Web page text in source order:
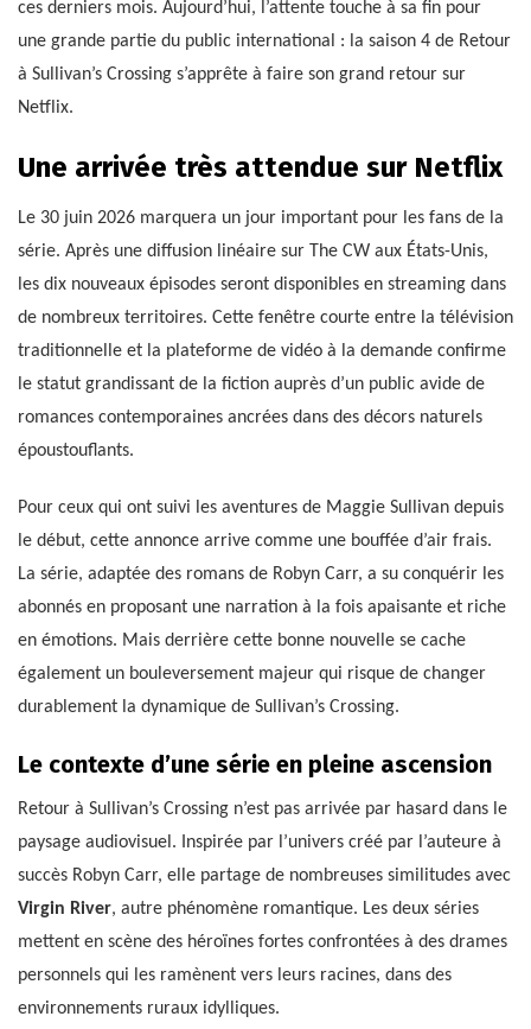
ces derniers mois. Aujourd’hui, l’attente touche à sa fin pour
une grande partie du public international : la saison 4 de Retour
à Sullivan’s Crossing s’apprête à faire son grand retour sur
Netflix.
Une arrivée très attendue sur Netflix
Le 30 juin 2026 marquera un jour important pour les fans de la
série. Après une diffusion linéaire sur The CW aux États-Unis,
les dix nouveaux épisodes seront disponibles en streaming dans
de nombreux territoires. Cette fenêtre courte entre la télévision
traditionnelle et la plateforme de vidéo à la demande confirme
le statut grandissant de la fiction auprès d’un public avide de
romances contemporaines ancrées dans des décors naturels
époustouflants.
Pour ceux qui ont suivi les aventures de Maggie Sullivan depuis
le début, cette annonce arrive comme une bouffée d’air frais.
La série, adaptée des romans de Robyn Carr, a su conquérir les
abonnés en proposant une narration à la fois apaisante et riche
en émotions. Mais derrière cette bonne nouvelle se cache
également un bouleversement majeur qui risque de changer
durablement la dynamique de Sullivan’s Crossing.
Le contexte d’une série en pleine ascension
Retour à Sullivan’s Crossing n’est pas arrivée par hasard dans le
paysage audiovisuel. Inspirée par l’univers créé par l’auteure à
succès Robyn Carr, elle partage de nombreuses similitudes avec
Virgin River, autre phénomène romantique. Les deux séries
mettent en scène des héroïnes fortes confrontées à des drames
personnels qui les ramènent vers leurs racines, dans des
environnements ruraux idylliques.